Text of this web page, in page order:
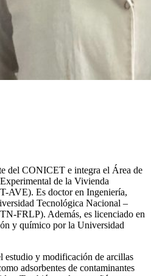
del CONICET e integra el Área de
de la Vivienda
AVE). Es doctor en Ingeniería,
Tecnológica Nacional –
FRLP). Además, es licenciado en
y químico por la Universidad
estudio y modificación de arcillas
adsorbentes de contaminantes